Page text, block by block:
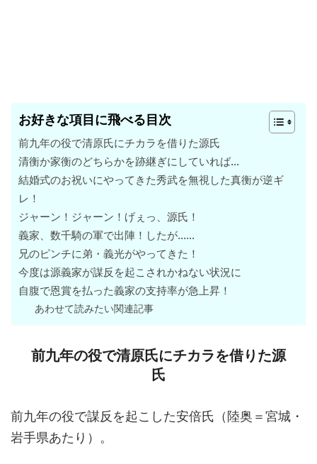
お好きな項目に飛べる目次
前九年の役で清原氏にチカラを借りた源氏
清衡か家衡のどちらかを跡継ぎにしていれば…
結婚式のお祝いにやってきた秀武を無視した真衡が逆ギ
レ！
ジャーン！ジャーン！げぇっ、源氏！
義家、数千騎の軍で出陣！したが……
兄のピンチに弟・義光がやってきた！
今度は源義家が謀反を起こされかねない状況に
自腹で恩賞を払った義家の支持率が急上昇！
あわせて読みたい関連記事
前九年の役で清原氏にチカラを借りた源
氏
前九年の役で謀反を起こした安倍氏（陸奥＝宮城・
岩手県あたり）。